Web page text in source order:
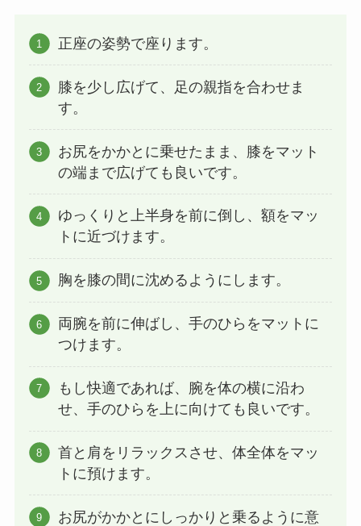
正座の姿勢で座ります。
膝を少し広げて、足の親指を合わせま
す。
お尻をかかとに乗せたまま、膝をマット
の端まで広げても良いです。
ゆっくりと上半身を前に倒し、額をマッ
トに近づけます。
胸を膝の間に沈めるようにします。
両腕を前に伸ばし、手のひらをマットに
つけます。
もし快適であれば、腕を体の横に沿わ
せ、手のひらを上に向けても良いです。
首と肩をリラックスさせ、体全体をマッ
トに預けます。
お尻がかかとにしっかりと乗るように意